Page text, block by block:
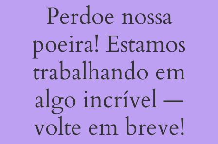
Perdoe nossa
poeira! Estamos
trabalhando em
algo incrível —
volte em breve!